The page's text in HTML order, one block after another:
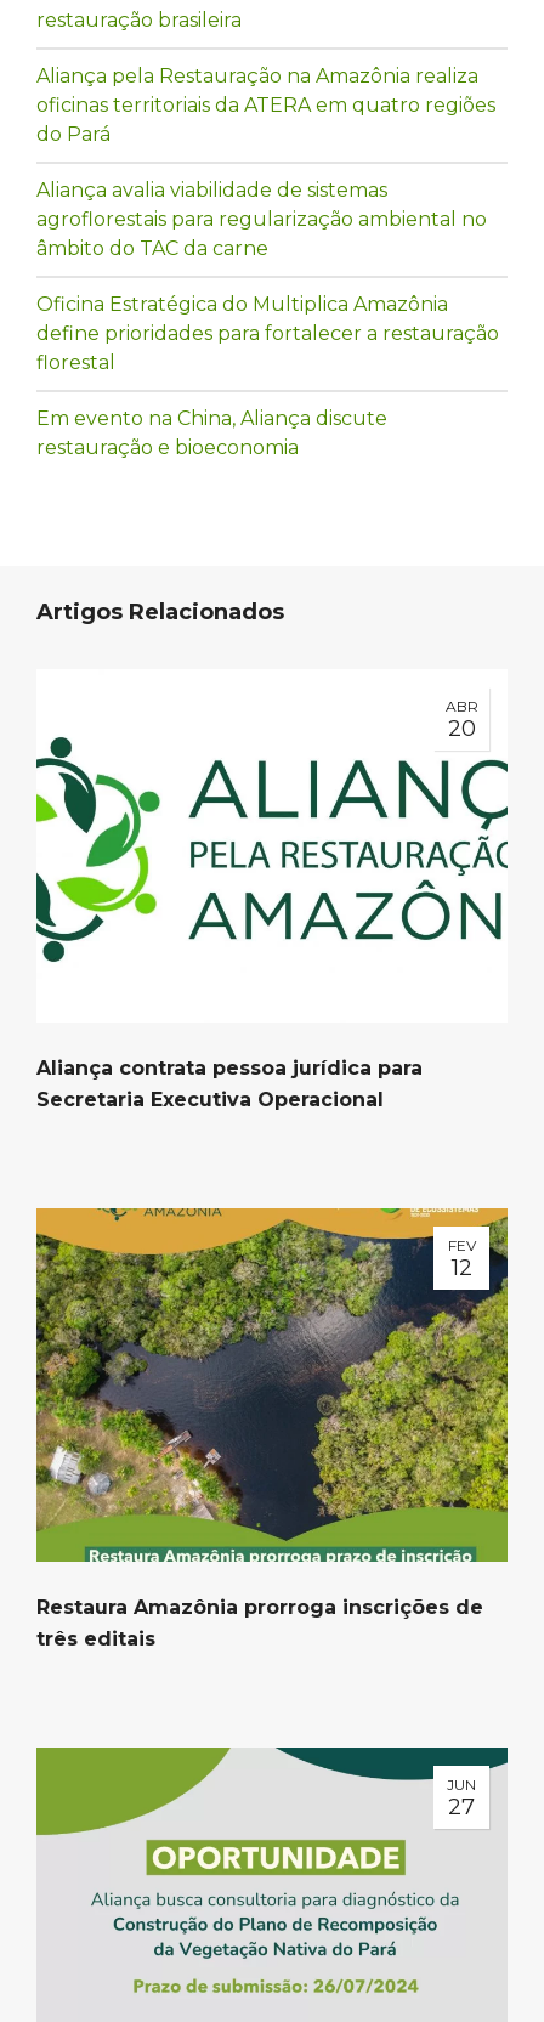
restauração brasileira
Aliança pela Restauração na Amazônia realiza
oficinas territoriais da ATERA em quatro regiões
do Pará
Aliança avalia viabilidade de sistemas
agroflorestais para regularização ambiental no
âmbito do TAC da carne
Oficina Estratégica do Multiplica Amazônia
define prioridades para fortalecer a restauração
florestal
Em evento na China, Aliança discute
restauração e bioeconomia
Artigos Relacionados
ABR
20
Aliança contrata pessoa jurídica para
Secretaria Executiva Operacional
FEV
12
Restaura Amazônia prorroga inscrições de
três editais
JUN
27